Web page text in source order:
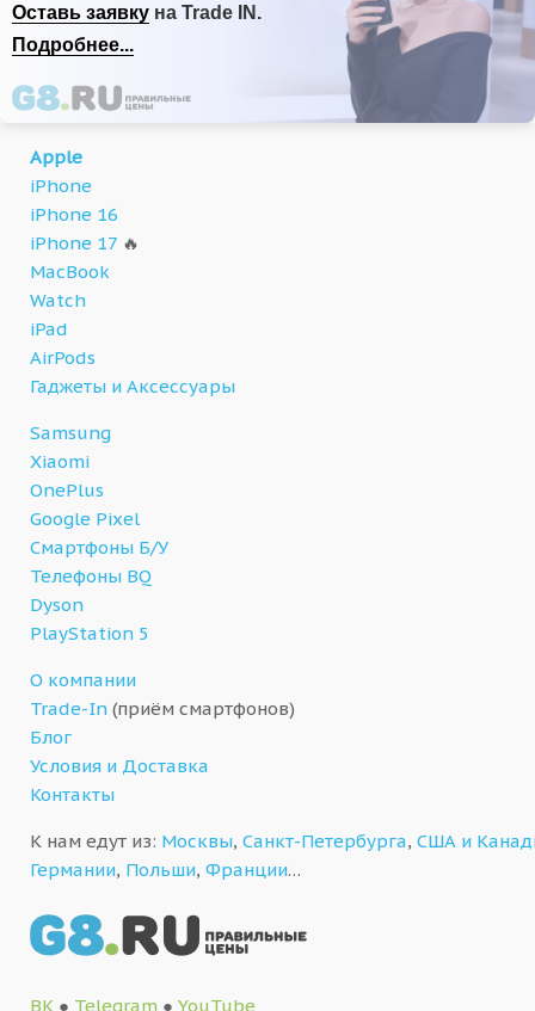
Оставь заявку на Trade IN.
Подробнее...
Apple
iPhone
iPhone 16
iPhone 17 🔥
MacBook
Watch
iPad
AirPods
Гаджеты и Аксессуары
Samsung
Xiaomi
OnePlus
Google Pixel
Смартфоны Б/У
Телефоны BQ
Dyson
PlayStation 5
О компании
Trade-In (приём смартфонов)
Блог
Условия и Доставка
Контакты
К нам едут из: Москвы, Санкт-Петербурга, США и
Германии, Польши, Франции…
ВК ● Telegram ● YouTube